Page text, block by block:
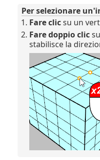
Per selezionare
Fare clicsu un
Fare doppio clic
stabilisce la